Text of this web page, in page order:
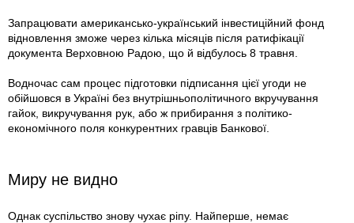
Запрацювати американсько-український інвестиційний фонд
відновлення зможе через кілька місяців після ратифікації
документа Верховною Радою, що й відбулось 8 травня.
Водночас сам процес підготовки підписання цієї угоди не
обійшовся в Україні без внутрішньополітичного вкручування
гайок, викручування рук, або ж прибирання з політико-
економічного поля конкурентних гравців Банкової.
Миру не видно
Однак суспільство знову чухає ріпу. Найперше, немає